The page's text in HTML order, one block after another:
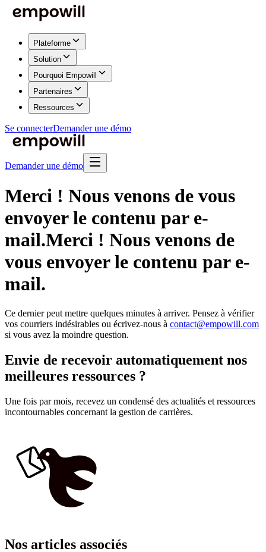
Plateforme
Solution
Pourquoi Empowill
Partenaires
Ressources
Se connecterDemander une démo
Demander une démo
Merci ! Nous venons de vous
envoyer le contenu par e-
mail.Merci ! Nous venons de
vous envoyer le contenu par e-
mail.
Ce dernier peut mettre quelques minutes à arriver. Pensez à vérifier
vos courriers indésirables ou écrivez-nous à contact@empowill.com
si vous avez la moindre question.
Envie de recevoir automatiquement nos
meilleures ressources ?
Une fois par mois, recevez un condensé des actualités et ressources
incontournables concernant la gestion de carrières.
Nos articles associés